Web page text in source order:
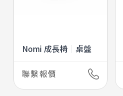
Nomi 成長椅｜桌盤
聯繫報價